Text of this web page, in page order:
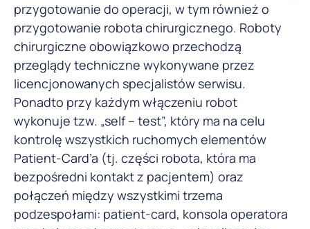
przygotowanie do operacji, w tym również o
przygotowanie robota chirurgicznego. Roboty
chirurgiczne obowiązkowo przechodzą
przeglądy techniczne wykonywane przez
licencjonowanych specjalistów serwisu.
Ponadto przy każdym włączeniu robot
wykonuje tzw. „self – test”, który ma na celu
kontrolę wszystkich ruchomych elementów
Patient-Card’a (tj. części robota, która ma
bezpośredni kontakt z pacjentem) oraz
połączeń między wszystkimi trzema
podzespołami: patient-card, konsola operatora